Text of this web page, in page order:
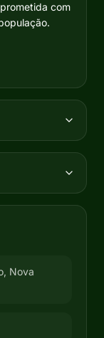
com
Nova